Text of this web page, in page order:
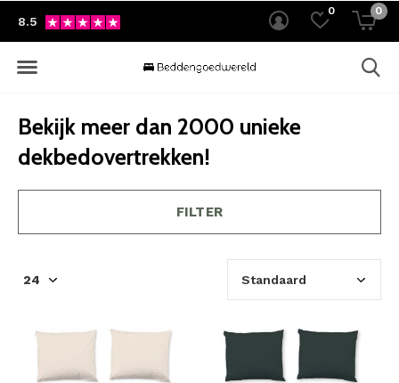
0 0
8.5
Bekijk meer dan 2000 unieke
dekbedovertrekken!
FILTER